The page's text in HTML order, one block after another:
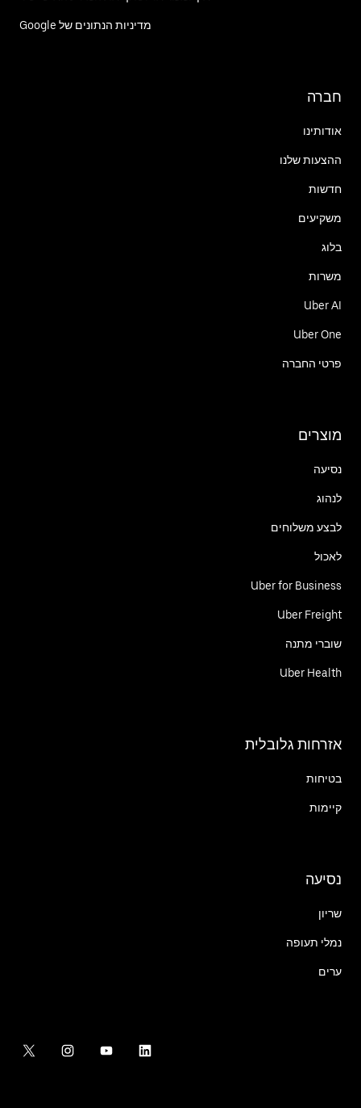
מדיניות הנתונים של Google
חברה
אודותינו
ההצעות שלנו
חדשות
משקיעים
בלוג
משרות
Uber AI
Uber One
פרטי החברה
מוצרים
נסיעה
לנהוג
לבצע משלוחים
לאכול
Uber for Business
Uber Freight
שוברי מתנה
Uber Health
אזרחות גלובלית
בטיחות
קיימות
נסיעה
שריון
נמלי תעופה
ערים